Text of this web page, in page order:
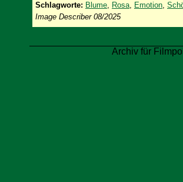
Schlagworte: Blume, Rosa, Emotion,
Image Describer 08/2025
Archiv für